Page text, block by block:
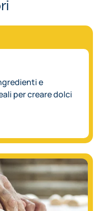
01.
e
per creare dolci